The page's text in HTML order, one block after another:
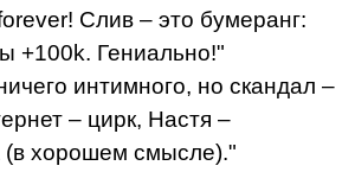
Слив – это бумеранг:
+100k. Гениально!"
интимного, но скандал –
– цирк, Настя –
(в хорошем смысле)."